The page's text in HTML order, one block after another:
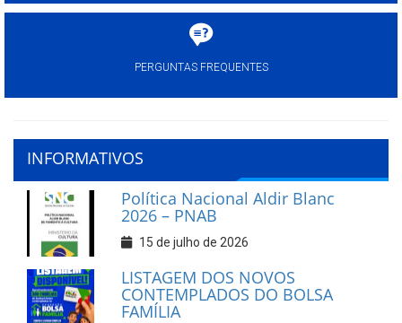
PERGUNTAS FREQUENTES
INFORMATIVOS
Política Nacional Aldir Blanc
2026 – PNAB
15 de julho de 2026
LISTAGEM DOS NOVOS
CONTEMPLADOS DO BOLSA
FAMÍLIA